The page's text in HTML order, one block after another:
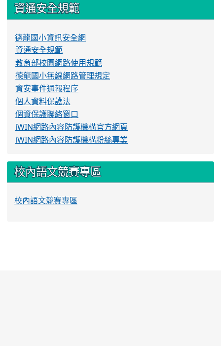
資通安全規範
德龍國小資訊安全網
資通安全規範
教育部校園網路使用規範
德龍國小無線網路管理規定
資安事件通報程序
個人資料保護法
個資保護聯絡窗口
iWIN網路內容防護機構官方網頁
iWIN網路內容防護機構粉絲專業
校內語文競賽專區
校內語文競賽專區